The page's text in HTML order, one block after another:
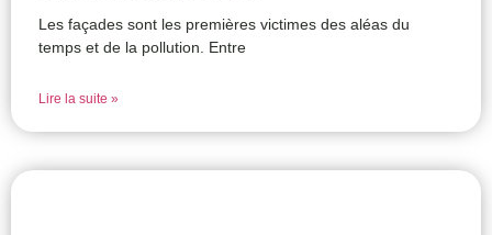
Les façades sont les premières victimes des aléas du
temps et de la pollution. Entre
Lire la suite »